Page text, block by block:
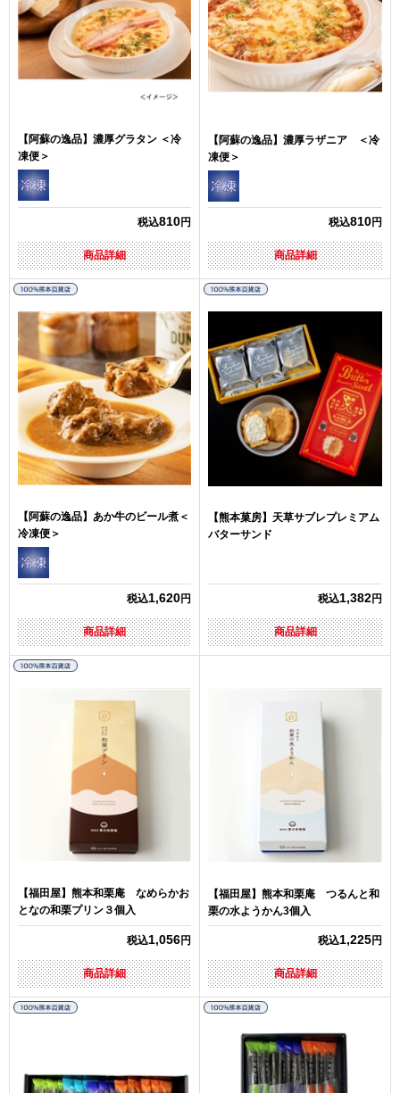
【阿蘇の逸品】濃厚グラタン ＜冷
凍便＞
税込810円
商品詳細
【阿蘇の逸品】濃厚ラザニア ＜冷
凍便＞
税込810円
商品詳細
【阿蘇の逸品】あか牛のビール煮＜
冷凍便＞
税込1,620円
商品詳細
【熊本菓房】天草サブレプレミアム
バターサンド
税込1,382円
商品詳細
【福田屋】熊本和栗庵 なめらかお
となの和栗プリン３個入
税込1,056円
商品詳細
【福田屋】熊本和栗庵 つるんと和
栗の水ようかん3個入
税込1,225円
商品詳細